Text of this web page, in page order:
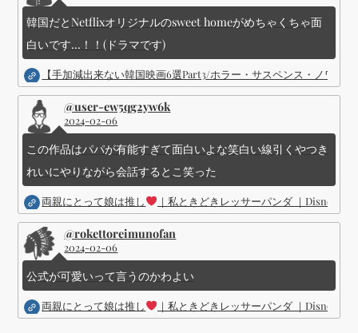
韓国だとNetflixオリジナルのsweet homeがめちゃくちゃ面
白いです...！！(ドラマです)
【手加減出来ない韓国映画6選Part3/ホラー・サスペンス・ノワー
@user-ew5qg2yw6k
2024-02-06
この作品はパパが有能すぎて面白いよな笑白い線引くやつき
れいにやりながら会話するとこ笑った
両親にとって娘は推し ｜私ときどきレッサーパンダ ｜Disney (
@rokettoreimunofan
2024-02-06
公式が可愛いって言うのかわよい
両親にとって娘は推し ｜私ときどきレッサーパンダ ｜Disney (